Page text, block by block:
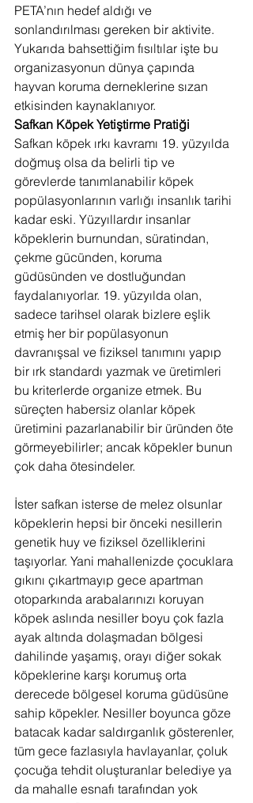
PETA’nın hedef aldığı ve
sonlandırılması gereken bir aktivite.
Yukarıda bahsettiğim fısıltılar işte bu
organizasyonun dünya çapında
hayvan koruma derneklerine sızan
etkisinden kaynaklanıyor.
Safkan Köpek Yetiştirme Pratiği
Safkan köpek ırkı kavramı 19. yüzyılda
doğmuş olsa da belirli tip ve
görevlerde tanımlanabilir köpek
popülasyonlarının varlığı insanlık tarihi
kadar eski. Yüzyıllardır insanlar
köpeklerin burnundan, süratindan,
çekme gücünden, koruma
güdüsünden ve dostluğundan
faydalanıyorlar. 19. yüzyılda olan,
sadece tarihsel olarak bizlere eşlik
etmiş her bir popülasyonun
davranışsal ve fiziksel tanımını yapıp
bir ırk standardı yazmak ve üretimleri
bu kriterlerde organize etmek. Bu
süreçten habersiz olanlar köpek
üretimini pazarlanabilir bir üründen öte
görmeyebilirler; ancak köpekler bunun
çok daha ötesindeler.
İster safkan isterse de melez olsunlar
köpeklerin hepsi bir önceki nesillerin
genetik huy ve fiziksel özelliklerini
taşıyorlar. Yani mahallenizde çocuklara
gıkını çıkartmayıp gece apartman
otoparkında arabalarınızı koruyan
köpek aslında nesiller boyu çok fazla
ayak altında dolaşmadan bölgesi
dahilinde yaşamış, orayı diğer sokak
köpeklerine karşı korumuş orta
derecede bölgesel koruma güdüsüne
sahip köpekler. Nesiller boyunca göze
batacak kadar saldırganlık gösterenler,
tüm gece fazlasıyla havlayanlar, çoluk
çocuğa tehdit oluşturanlar belediye ya
da mahalle esnafı tarafından yok